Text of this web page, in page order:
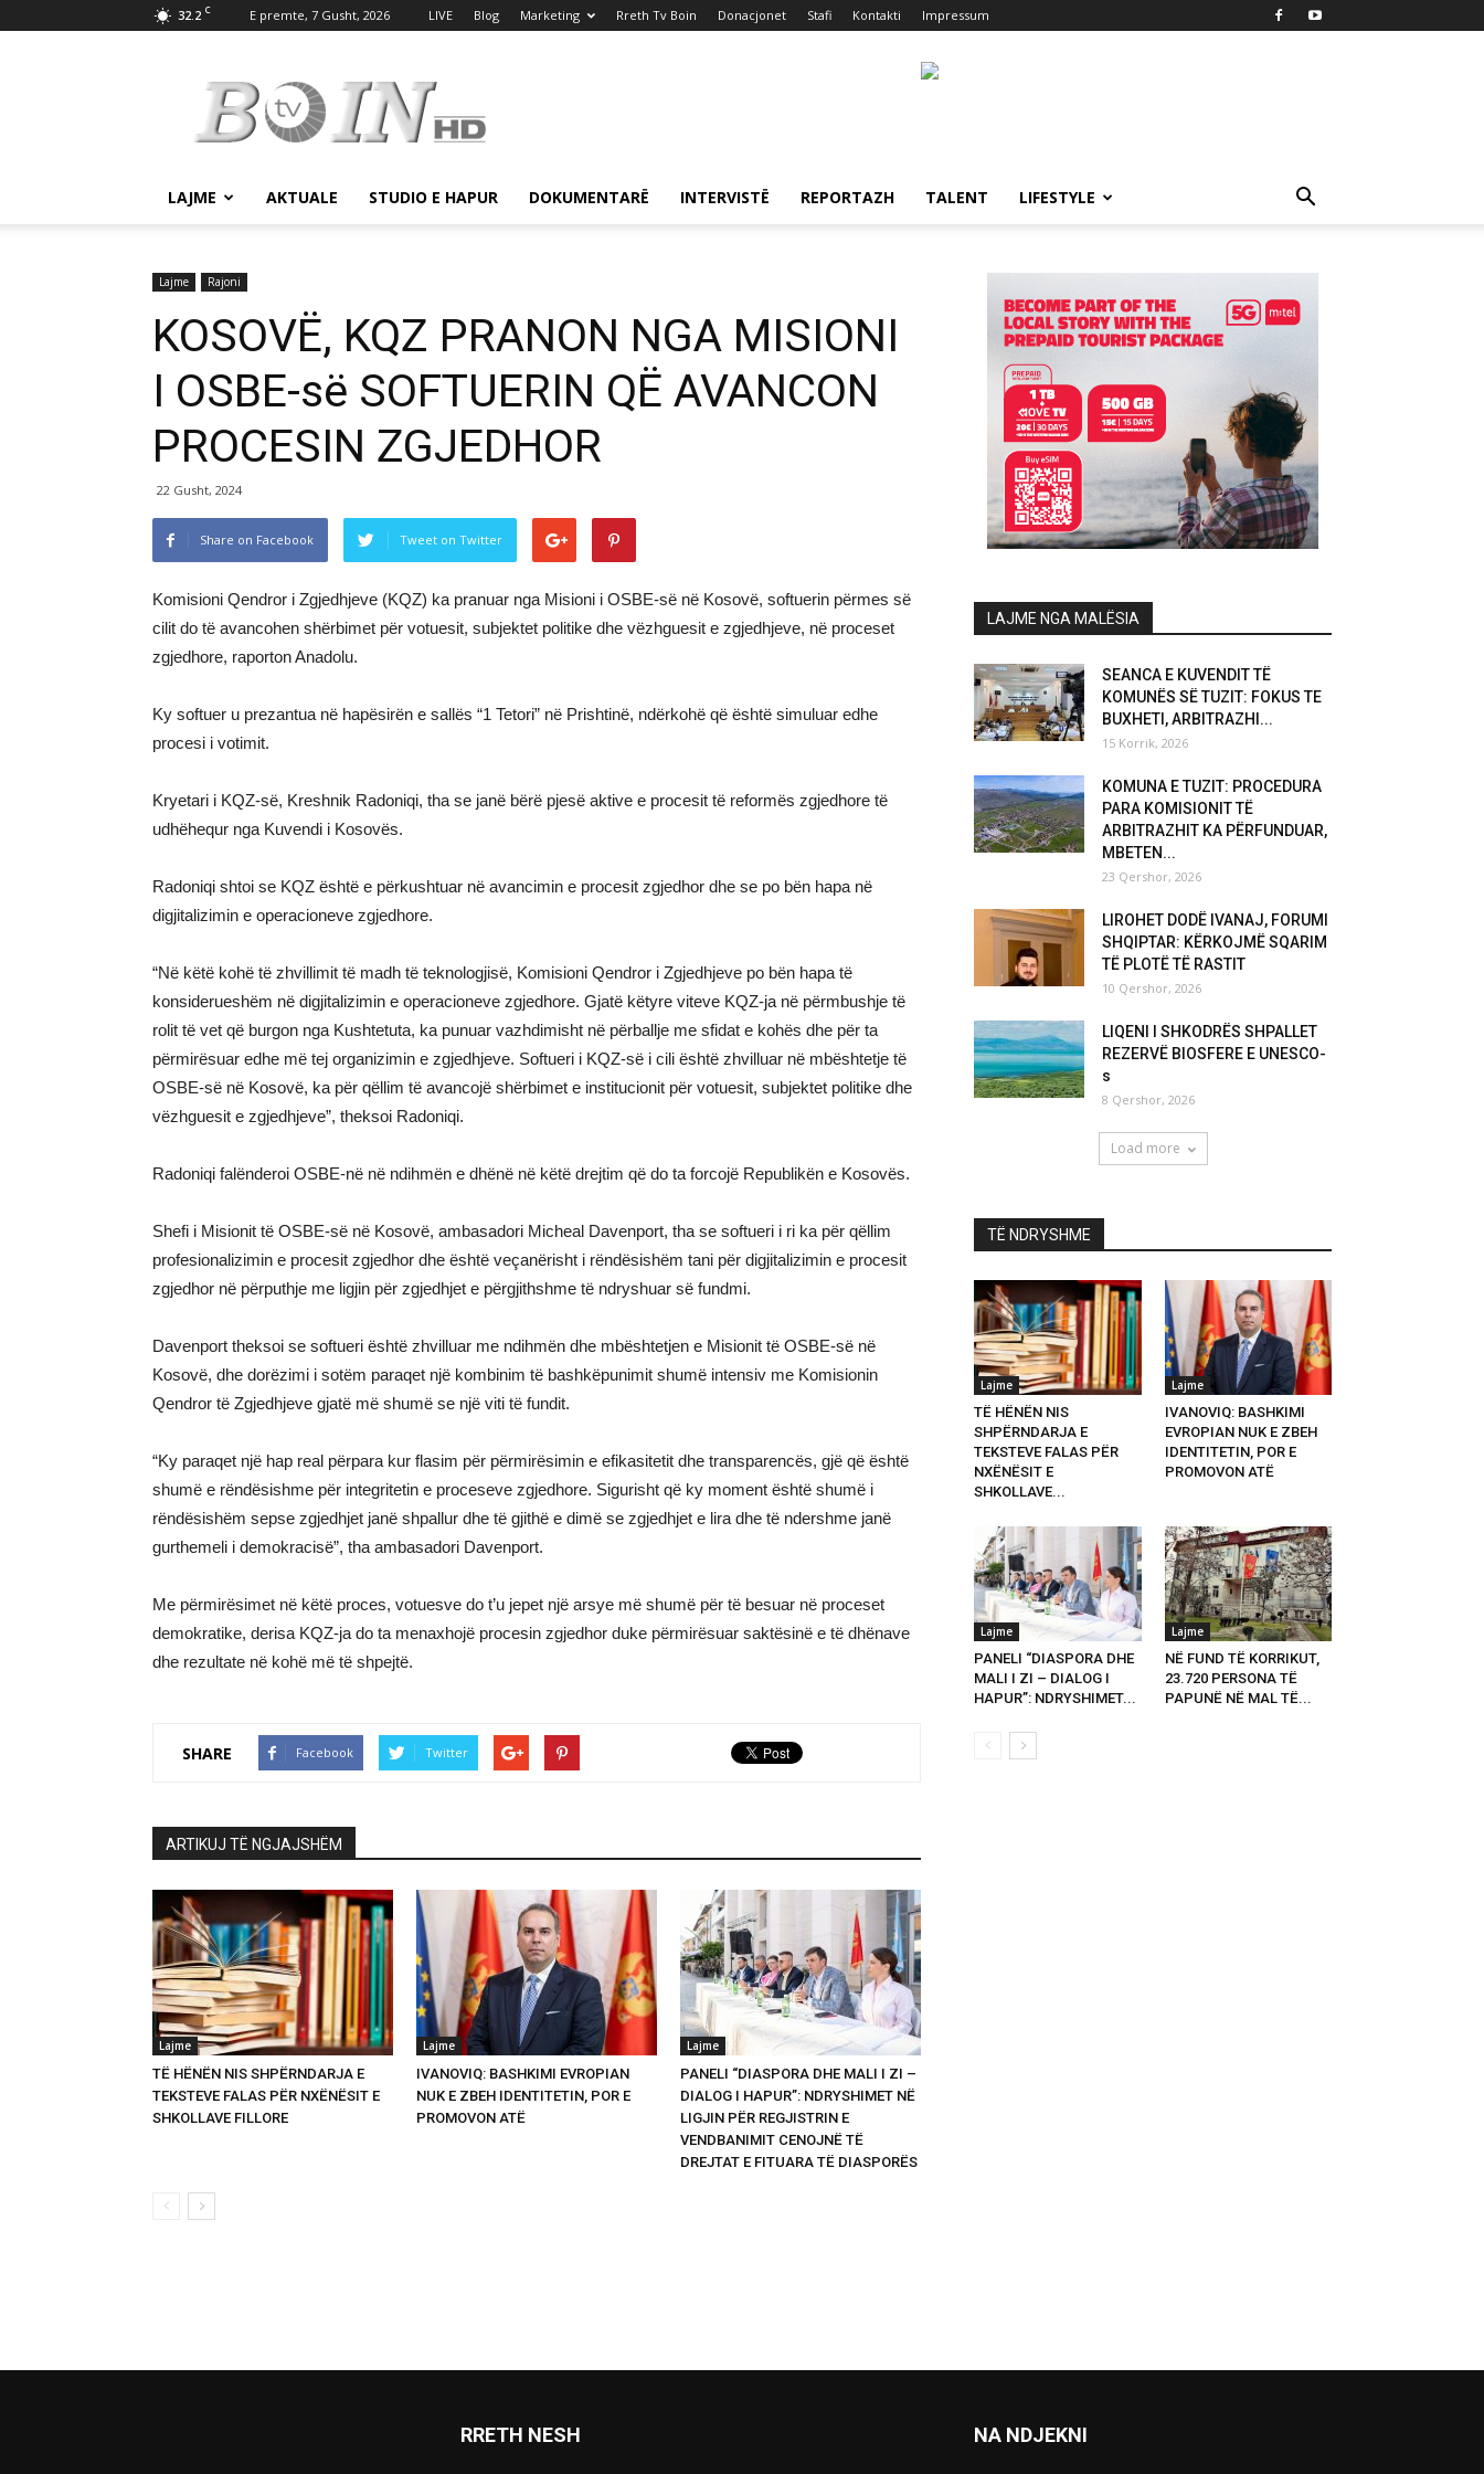
32.2 C E premte, 7 Gusht, 2026 LIVE Blog Marketing Rreth Tv Boin Donacjonet Stafi Kontakti Impressum
Boin
LAJME AKTUALE STUDIO E HAPUR DOKUMENTARË INTERVISTË REPORTAZH TALENT LIFESTYLE
Lajme Rajoni
KOSOVË, KQZ PRANON NGA MISIONI
I OSBE-së SOFTUERIN QË AVANCON
PROCESIN ZGJEDHOR
22 Gusht, 2024
Share on Facebook Tweet on Twitter
Komisioni Qendror i Zgjedhjeve (KQZ) ka pranuar nga Misioni i OSBE-së në Kosovë, softuerin përmes së
cilit do të avancohen shërbimet për votuesit, subjektet politike dhe vëzhguesit e zgjedhjeve, në proceset
zgjedhore, raporton Anadolu.
Ky softuer u prezantua në hapësirën e sallës “1 Tetori” në Prishtinë, ndërkohë që është simuluar edhe
procesi i votimit.
Kryetari i KQZ-së, Kreshnik Radoniqi, tha se janë bërë pjesë aktive e procesit të reformës zgjedhore të
udhëhequr nga Kuvendi i Kosovës.
Radoniqi shtoi se KQZ është e përkushtuar në avancimin e procesit zgjedhor dhe se po bën hapa në
digjitalizimin e operacioneve zgjedhore.
“Në këtë kohë të zhvillimit të madh të teknologjisë, Komisioni Qendror i Zgjedhjeve po bën hapa të
konsiderueshëm në digjitalizimin e operacioneve zgjedhore. Gjatë këtyre viteve KQZ-ja në përmbushje të
rolit të vet që burgon nga Kushtetuta, ka punuar vazhdimisht në përballje me sfidat e kohës dhe për ta
përmirësuar edhe më tej organizimin e zgjedhjeve. Softueri i KQZ-së i cili është zhvilluar në mbështetje të
OSBE-së në Kosovë, ka për qëllim të avancojë shërbimet e institucionit për votuesit, subjektet politike dhe
vëzhguesit e zgjedhjeve”, theksoi Radoniqi.
Radoniqi falënderoi OSBE-në në ndihmën e dhënë në këtë drejtim që do ta forcojë Republikën e Kosovës.
Shefi i Misionit të OSBE-së në Kosovë, ambasadori Micheal Davenport, tha se softueri i ri ka për qëllim
profesionalizimin e procesit zgjedhor dhe është veçanërisht i rëndësishëm tani për digjitalizimin e procesit
zgjedhor në përputhje me ligjin për zgjedhjet e përgjithshme të ndryshuar së fundmi.
Davenport theksoi se softueri është zhvilluar me ndihmën dhe mbështetjen e Misionit të OSBE-së në
Kosovë, dhe dorëzimi i sotëm paraqet një kombinim të bashkëpunimit shumë intensiv me Komisionin
Qendror të Zgjedhjeve gjatë më shumë se një viti të fundit.
“Ky paraqet një hap real përpara kur flasim për përmirësimin e efikasitetit dhe transparencës, gjë që është
shumë e rëndësishme për integritetin e proceseve zgjedhore. Sigurisht që ky moment është shumë i
rëndësishëm sepse zgjedhjet janë shpallur dhe të gjithë e dimë se zgjedhjet e lira dhe të ndershme janë
gurthemeli i demokracisë”, tha ambasadori Davenport.
Me përmirësimet në këtë proces, votuesve do t’u jepet një arsye më shumë për të besuar në proceset
demokratike, derisa KQZ-ja do ta menaxhojë procesin zgjedhor duke përmirësuar saktësinë e të dhënave
dhe rezultate në kohë më të shpejtë.
SHARE Facebook Twitter
ARTIKUJ TË NGJAJSHËM
Lajme
TË HËNËN NIS SHPËRNDARJA E
TEKSTEVE FALAS PËR NXËNËSIT E
SHKOLLAVE FILLORE
Lajme
IVANOVIQ: BASHKIMI EVROPIAN
NUK E ZBEH IDENTITETIN, POR E
PROMOVON ATË
Lajme
PANELI “DIASPORA DHE MALI I ZI –
DIALOG I HAPUR”: NDRYSHIMET NË
LIGJIN PËR REGJISTRIN E
VENDBANIMIT CENOJNË TË
DREJTAT E FITUARA TË DIASPORËS
LAJME NGA MALËSIA
SEANCA E KUVENDIT TË
KOMUNËS SË TUZIT: FOKUS TE
BUXHETI, ARBITRAZHI...
15 Korrik, 2026
KOMUNA E TUZIT: PROCEDURA
PARA KOMISIONIT TË
ARBITRAZHIT KA PËRFUNDUAR,
MBETEN...
23 Qershor, 2026
LIROHET DODË IVANAJ, FORUMI
SHQIPTAR: KËRKOJMË SQARIM
TË PLOTË TË RASTIT
10 Qershor, 2026
LIQENI I SHKODRËS SHPALLET
REZERVË BIOSFERE E UNESCO-
s
8 Qershor, 2026
Load more
TË NDRYSHME
Lajme
TË HËNËN NIS
SHPËRNDARJA E
TEKSTEVE FALAS PËR
NXËNËSIT E
SHKOLLAVE...
Lajme
IVANOVIQ: BASHKIMI
EVROPIAN NUK E ZBEH
IDENTITETIN, POR E
PROMOVON ATË
Lajme
PANELI “DIASPORA DHE
MALI I ZI – DIALOG I
HAPUR”: NDRYSHIMET...
Lajme
NË FUND TË KORRIKUT,
23.720 PERSONA TË
PAPUNË NË MAL TË...
RRETH NESH NA NDJEKNI